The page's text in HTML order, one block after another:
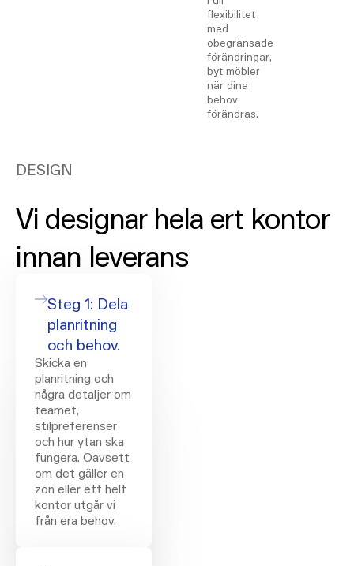
flexibilitet
med
obegränsade
förändringar,
byt möbler
när dina
behov
förändras.
DESIGN
Vi designar hela ert kontor
innan leverans
Steg 1: Dela
planritning
och behov.
Skicka en
planritning och
några detaljer om
teamet,
stilpreferenser
och hur ytan ska
fungera. Oavsett
om det gäller en
zon eller ett helt
kontor utgår vi
från era behov.